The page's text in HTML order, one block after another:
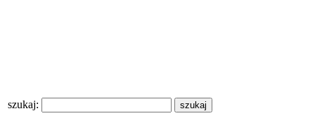
szukaj: